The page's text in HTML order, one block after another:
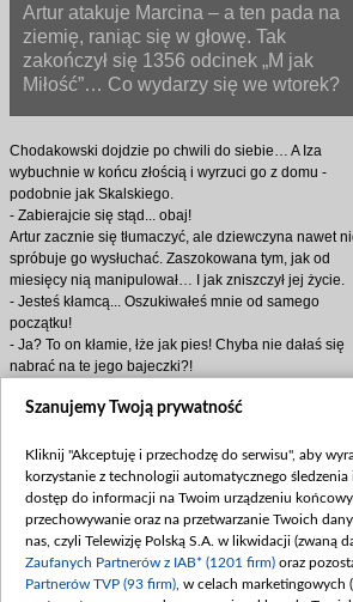
Artur atakuje Marcina – a ten pada na
ziemię, raniąc się w głowę. Tak
zakończył się 1356 odcinek „M jak
Miłość”… Co wydarzy się we wtorek?
Chodakowski dojdzie po chwili do siebie… A Iza
wybuchnie w końcu złością i wyrzuci go z domu -
podobnie jak Skalskiego.
- Zabierajcie się stąd... obaj!
Artur zacznie się tłumaczyć, ale dziewczyna nawet
spróbuje go wysłuchać. Zaszokowana tym, jak od
miesięcy nią manipulował… I jak zniszczył jej życie.
- Jesteś kłamcą... Oszukiwałeś mnie od samego
początku!
- Ja? To on kłamie, łże jak pies! Chyba nie dałaś się
nabrać na te jego bajeczki?!
A gdy rywale wyjdą na ulicę, ich kłótnia wybuchnie na
będzie walczył o Maję...
- Zapłacisz mi za to! Wrócę tu z policją… I, jeśli
trzeba, z adwokatem... Udowodnię, że to moje
- Powodzenia... Ale to ja jestem wpisany w akcie
urodzenia jako ojciec... Iza oficjalnie to potwierdziła!
- Ty sukinsynu… Chcesz mi zabrać moją córkę?!
- Gwarantuję ci, że nigdy jej nie zobaczysz…
Szanujemy Twoją prywatność
Kliknij "Akceptuję i przechodzę do serwisu", aby
korzystanie z technologii automatycznego śledzenia
dostęp do informacji na Twoim urządzeniu
przechowywanie oraz na przetwarzanie Twoich
nas, czyli Telewizję Polską S.A. w likwidacji (zwaną
Zaufanych Partnerów z IAB* (1201 firm) oraz
Partnerów TVP (93 firm) , w celach marketingowych